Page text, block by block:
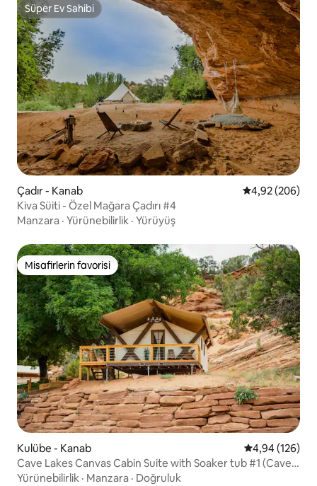
Süper Ev Sahibi
Süper Ev Sahibi
Çadır - Kanab 5 üzerinden
4,92 (206)
Kiva Süiti - Özel Mağara Çadırı #4
Manzara · Yürünebilirlik · Yürüyüş
Misafirlerin favorisi
Misafirlerin favorisi
Kulübe - Kanab 5 üzerinden
4,94 (126)
Cave Lakes Canvas Cabin Suite with Soaker tub #1 (Cave
Lakes Kanvas Kulübe Süiti)
Yürünebilirlik · Manzara · Doğruluk